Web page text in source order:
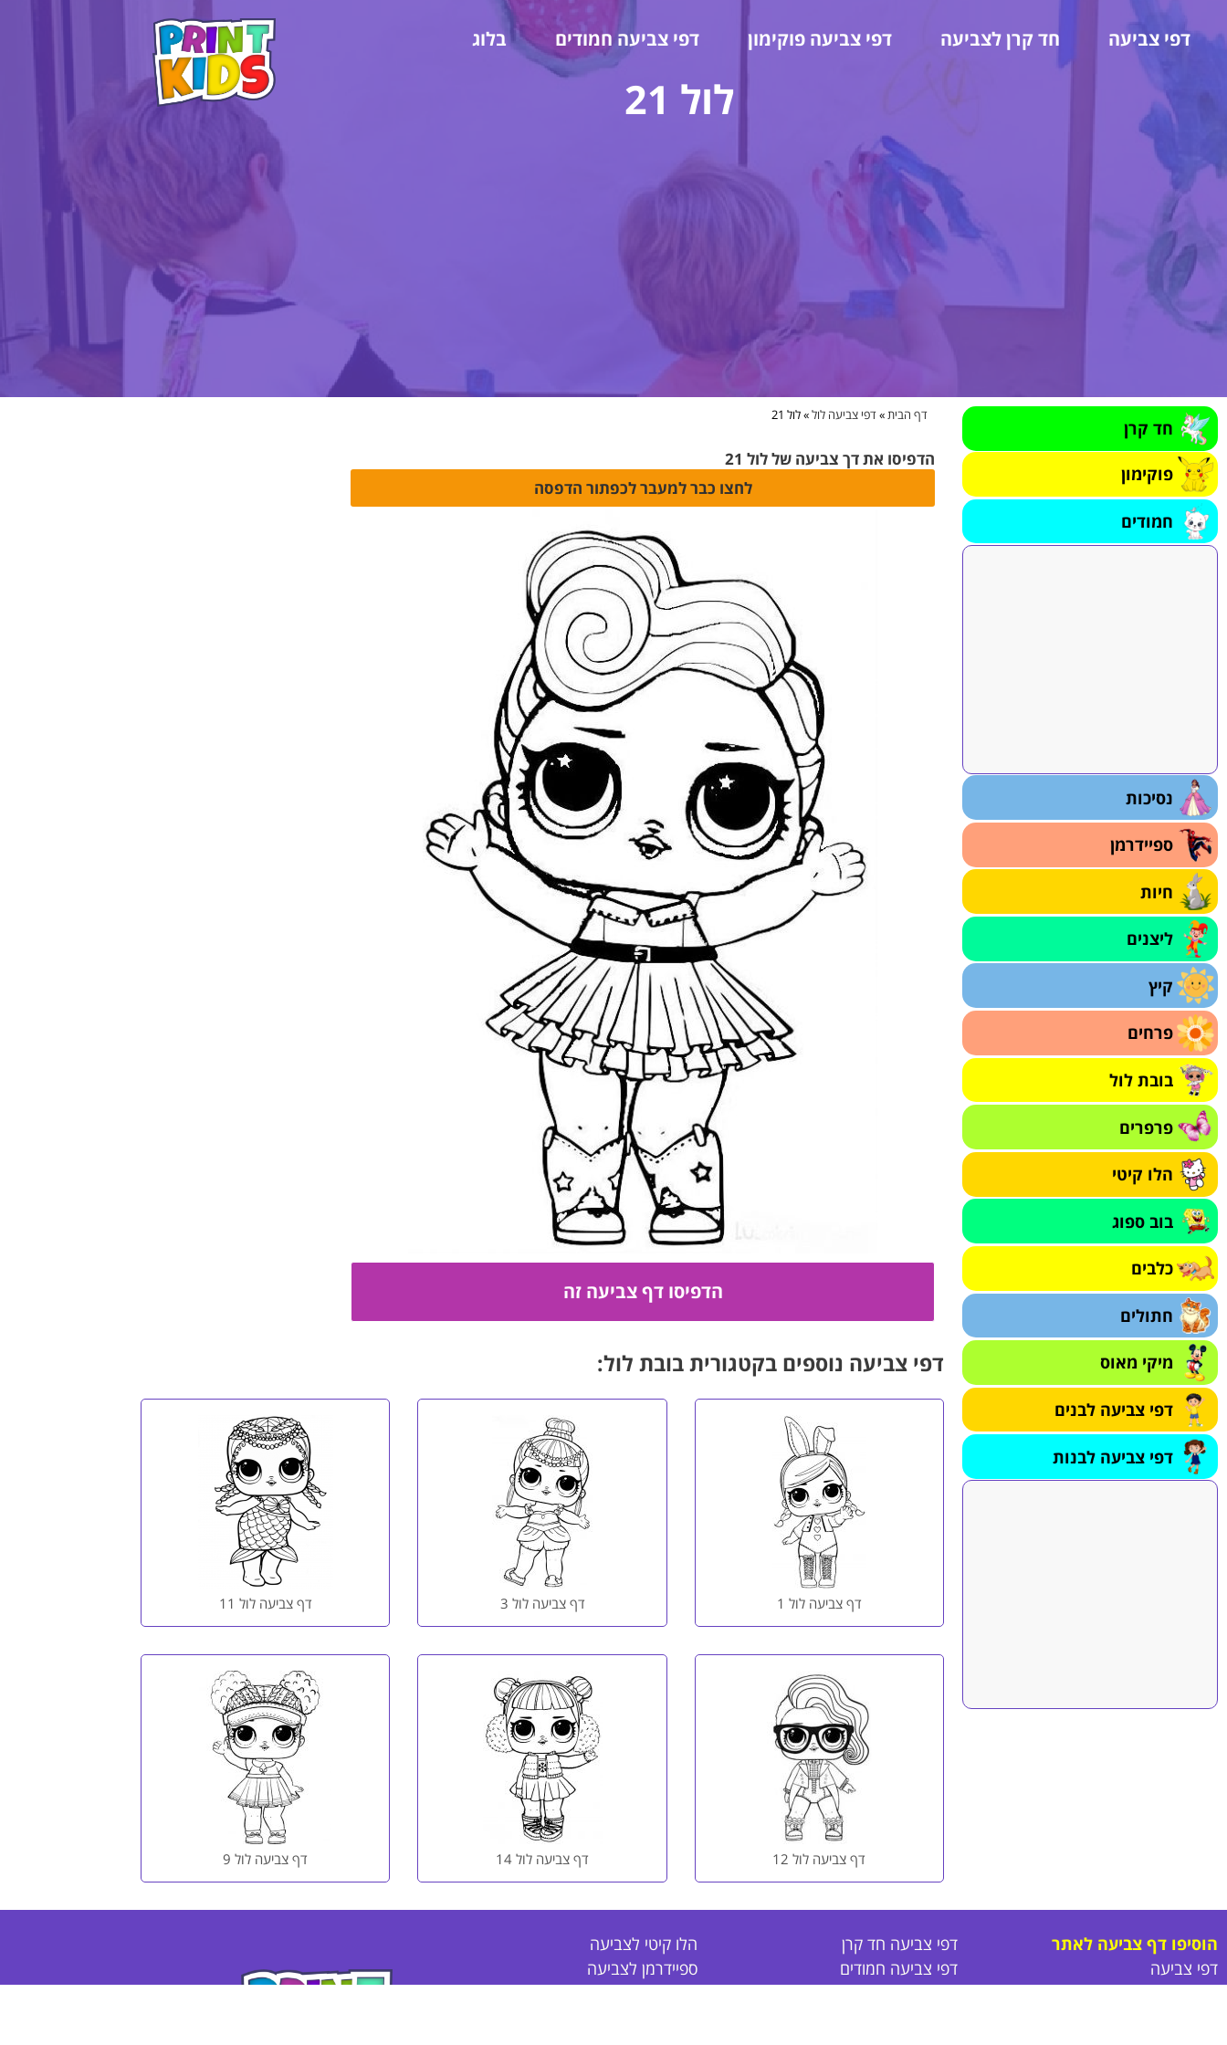
דפי צביעה חד קרן לצביעה דפי צביעה פוקימון דפי צביעה חמודים בלוג
לול 21
חד קרן
פוקימון
חמודים
נסיכות
ספיידרמן
חיות
ליצנים
קיץ
פרחים
בובת לול
פרפרים
הלו קיטי
בוב ספוג
כלבים
חתולים
מיקי מאוס
דפי צביעה לבנים
דפי צביעה לבנות
דף הבית»דפי צביעה לול»לול 21
הדפיסו את דך צביעה של לול 21
לחצו כבר למעבר לכפתור הדפסה
דפי צביעה נוספים בקטגורית בובת לול:
דף צביעה לול 1 דף צביעה לול 3 דף צביעה לול 11
דף צביעה לול 12 דף צביעה לול 14 דף צביעה לול 9
הוסיפו דף צביעה לאתר
דפי צביעה
דפי צביעה חד קרן
דפי צביעה חמודים
הלו קיטי לצביעה
ספיידרמן לצביעה